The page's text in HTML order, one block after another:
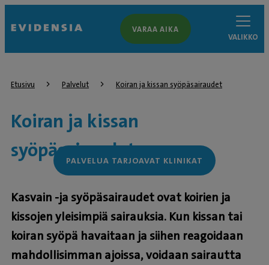
VARAA AIKA
VALIKKO
Etusivu Palvelut Koiran ja kissan syöpäsairaudet
Koiran ja kissan
syöpäsairaudet
PALVELUA TARJOAVAT KLINIKAT
Kasvain -ja syöpäsairaudet ovat koirien ja
kissojen yleisimpiä sairauksia. Kun kissan tai
koiran syöpä havaitaan ja siihen reagoidaan
mahdollisimman ajoissa, voidaan sairautta